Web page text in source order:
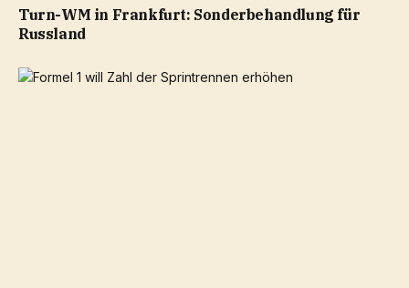
Turn-WM in Frankfurt: Sonderbehandlung für
Russland